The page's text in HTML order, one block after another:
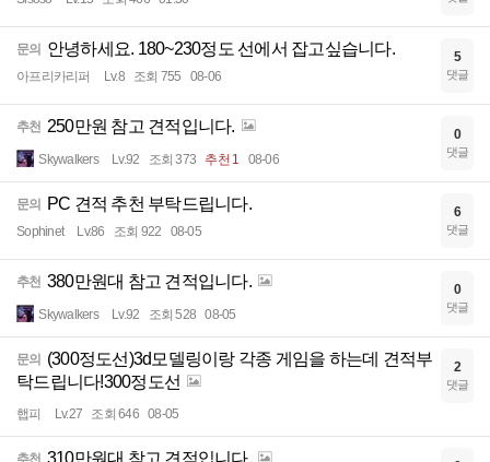
문의 안녕하세요. 180~230정도 선에서 잡고싶습니다.
아프리카리퍼 Lv.8 조회 755 08-06
5
댓글
추천 250만원 참고 견적입니다.
Skywalkers Lv.92 조회 373 추천 1 08-06
0
댓글
문의 PC 견적 추천 부탁드립니다.
Sophinet Lv.86 조회 922 08-05
6
댓글
추천 380만원대 참고 견적입니다.
Skywalkers Lv.92 조회 528 08-05
0
댓글
문의
(300정도선)3d모델링이랑 각종 게임을 하는데 견적부
탁드립니다!300정도선
햅피 Lv.27 조회 646 08-05
2
댓글